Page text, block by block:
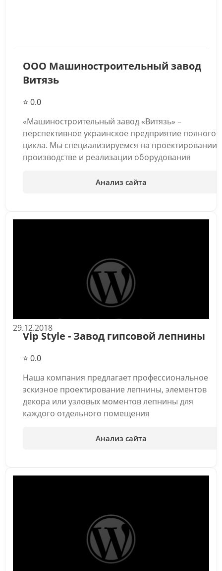
ООО Машиностроительный завод
Витязь
⭐ 0.0
«Машиностроительный завод «Витязь» –
перспективное украинское предприятие полного
цикла. Мы специализируемся на проектировании,
производстве и реализации оборудования
Анализ сайта
29.12.2018
Vip Style - Завод гипсовой лепнины
⭐ 0.0
Наша компания предлагает профессиональное
эскизное проектирование лепнины, элементов
декора или узловых моментов лепнины для
каждого отдельного помещения
Анализ сайта